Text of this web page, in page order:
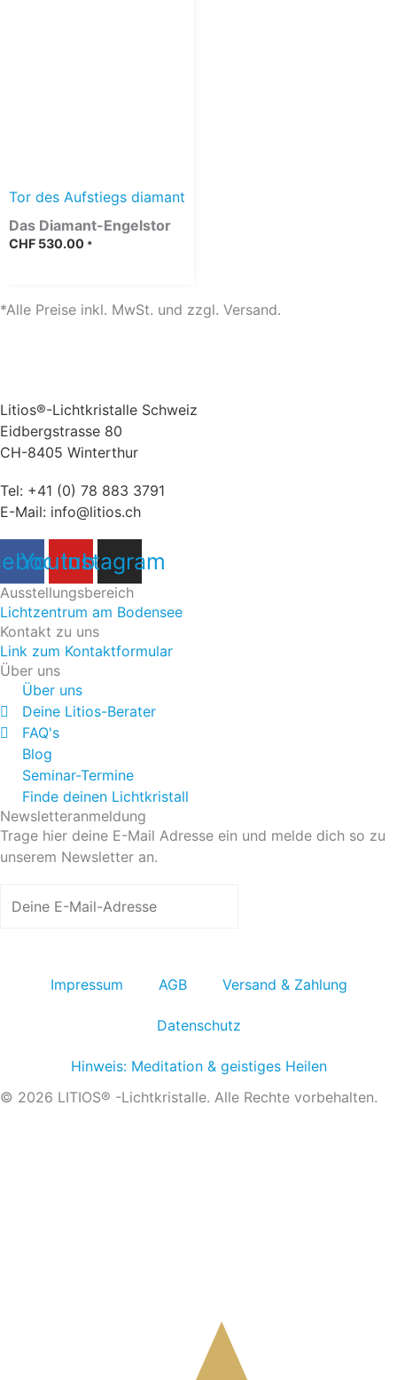
Tor des Aufstiegs diamant
Das Diamant-Engelstor
CHF 530.00 *
*Alle Preise inkl. MwSt. und zzgl. Versand.
Litios®-Lichtkristalle Schweiz
Eidbergstrasse 80
CH-8405 Winterthur
Tel: +41 (0) 78 883 3791
E-Mail: info@litios.ch
Youtube
Instagram
Ausstellungsbereich
Lichtzentrum am Bodensee
Kontakt zu uns
Link zum Kontaktformular
Über uns
Über uns
Deine Litios-Berater
FAQ's
Blog
Seminar-Termine
Finde deinen Lichtkristall
Newsletteranmeldung
Trage hier deine E-Mail Adresse ein und melde dich so zu
unserem Newsletter an.
Impressum AGB Versand & Zahlung
Datenschutz
Hinweis: Meditation & geistiges Heilen
© 2026 LITIOS® -Lichtkristalle. Alle Rechte vorbehalten.